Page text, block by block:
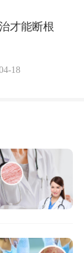
才能断根
18